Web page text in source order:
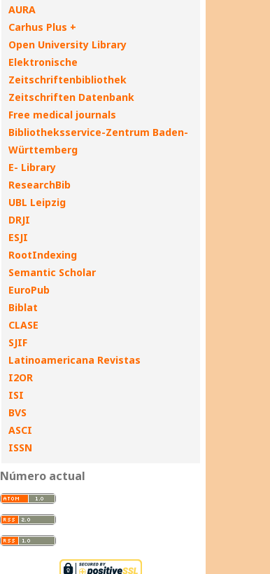
AURA
Carhus Plus +
Open University Library
Elektronische
Zeitschriftenbibliothek
Zeitschriften Datenbank
Free medical journals
Bibliotheksservice-Zentrum Baden-
Württemberg
E- Library
ResearchBib
UBL Leipzig
DRJI
ESJI
RootIndexing
Semantic Scholar
EuroPub
Biblat
CLASE
SJIF
Latinoamericana Revistas
I2OR
ISI
BVS
ASCI
ISSN
Número actual